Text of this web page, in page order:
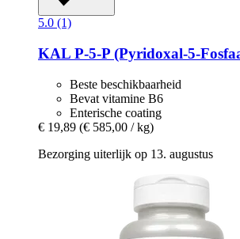
5.0 (1)
KAL P-​5-​P (Pyridoxal-​5-​
Beste beschikbaarheid
Bevat vitamine B6
Enterische coating
€ 19,89 (€ 585,00 / kg)
Bezorging uiterlijk op 13. augustus